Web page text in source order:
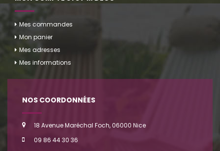
Mes commandes
Mon panier
Mes adresses
Mes informations
NOS COORDONNÉES
18 Avenue Maréchal Foch, 06000 Nice
09 86 44 30 36